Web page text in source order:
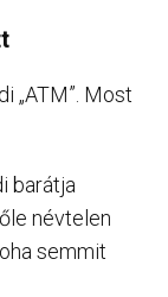
„ATM”. Most
barátja
névtelen
semmit